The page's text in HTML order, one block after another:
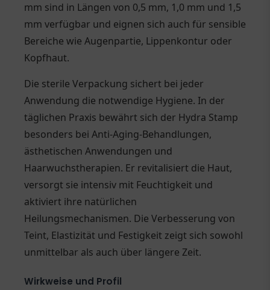
mm sind in Längen von 0,5 mm, 1,0 mm und 1,5
mm verfügbar und eignen sich auch für sensible
Bereiche wie Augenpartie, Lippenkontur oder
Kopfhaut.
Die sterile Verpackung sichert bei jeder
Anwendung die notwendige Hygiene. In der
täglichen Praxis bewährt sich der Hydra Stamp
besonders bei Anti-Aging-Behandlungen,
ästhetischen Anwendungen und
Haarwuchstherapien. Er revitalisiert die Haut,
versorgt sie intensiv mit Feuchtigkeit und
aktiviert ihre natürlichen
Heilungsmechanismen. Die Verbesserung von
Teint, Elastizität und Festigkeit zeigt sich sowohl
unmittelbar als auch über längere Zeit.
Wirkweise und Profil